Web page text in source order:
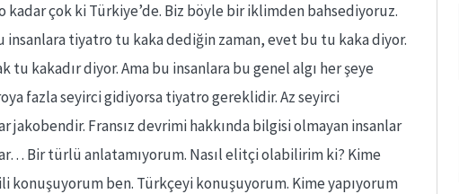
kadar çok ki Türkiye’de. Biz böyle bir iklimden bahsediyoruz.
insanlara tiyatro tu kaka dediğin zaman, evet bu tu kaka diyor.
tu kakadır diyor. Ama bu insanlara bu genel algı her şeye
fazla seyirci gidiyorsa tiyatro gereklidir. Az seyirci
jakobendir. Fransız devrimi hakkında bilgisi olmayan insanlar
Bir türlü anlatamıyorum. Nasıl elitçi olabilirim ki? Kime
konuşuyorum ben. Türkçeyi konuşuyorum. Kime yapıyorum